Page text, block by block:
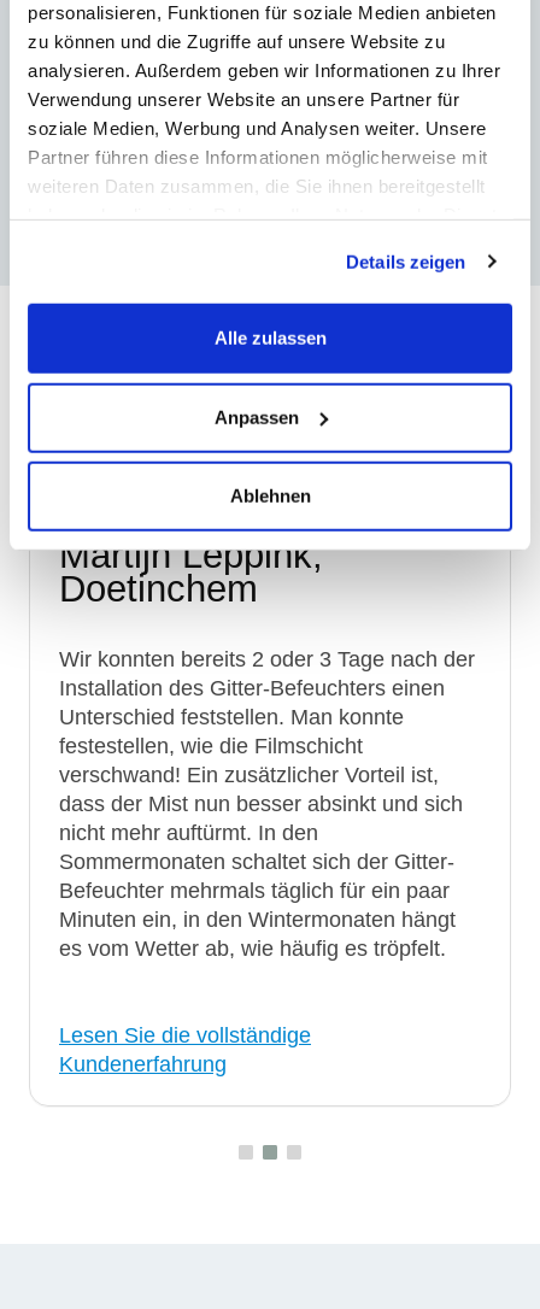
personalisieren, Funktionen für soziale Medien anbieten
zu können und die Zugriffe auf unsere Website zu
analysieren. Außerdem geben wir Informationen zu Ihrer
Verwendung unserer Website an unsere Partner für
soziale Medien, Werbung und Analysen weiter. Unsere
Partner führen diese Informationen möglicherweise mit
weiteren Daten zusammen, die Sie ihnen bereitgestellt
Details zeigen
Alle zulassen
Anpassen
Ablehnen
Was andere Kunden
sagen
Martijn Leppink,
Doetinchem
Wir konnten bereits 2 oder 3 Tage nach der
Installation des Gitter-Befeuchters einen
Unterschied feststellen. Man konnte
festestellen, wie die Filmschicht
verschwand! Ein zusätzlicher Vorteil ist,
dass der Mist nun besser absinkt und sich
nicht mehr auftürmt. In den
Sommermonaten schaltet sich der Gitter-
Befeuchter mehrmals täglich für ein paar
Minuten ein, in den Wintermonaten hängt
es vom Wetter ab, wie häufig es tröpfelt.
Lesen Sie die vollständige
Kundenerfahrung